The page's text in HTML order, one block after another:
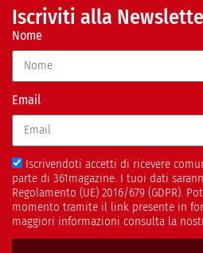
Iscriviti alla
Nome
Email
Iscrivendoti accetti di ricevere
parte di 361magazine. I tuoi dati
Regolamento (UE) 2016/679 (GDPR).
momento tramite il link presente in
maggiori informazioni consulta la